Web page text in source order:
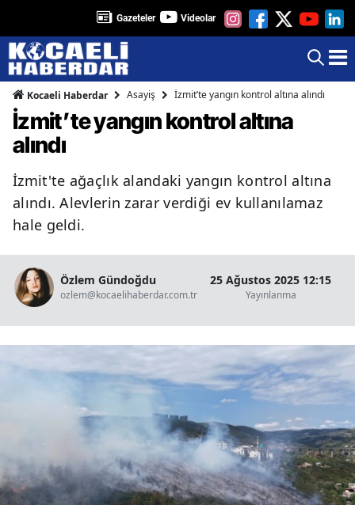
Gazeteler Videolar
Kocaeli Haberdar Asayiş İzmit’te yangın kontrol altına alındı
İzmit’te yangın kontrol altına
alındı
İzmit'te ağaçlık alandaki yangın kontrol altına
alındı. Alevlerin zarar verdiği ev kullanılamaz
hale geldi.
Özlem Gündoğdu
ozlem@kocaelihaberdar.com.tr
25 Ağustos 2025 12:15
Yayınlanma